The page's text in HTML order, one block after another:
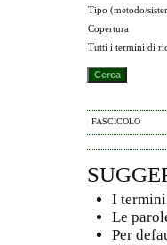
Tipo (metodo/
Copertura
Tutti i termini di
FASCICOLO
I
Le
Per